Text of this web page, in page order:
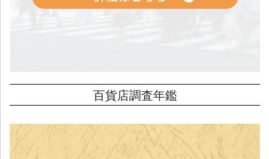
百貨店調査年鑑